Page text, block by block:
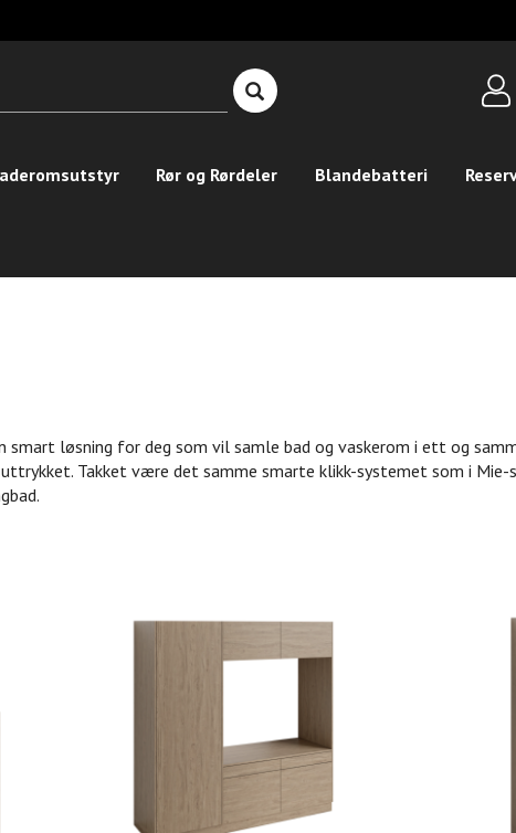
Top
Søk
Rør og Rørdeler Blandebatteri
løsning for deg som vil samle bad og vaskerom i ett og
Takket være det samme smarte klikk-systemet som i Mie-